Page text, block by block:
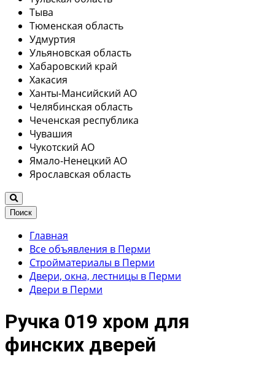
Тыва
Тюменская область
Удмуртия
Ульяновская область
Хабаровский край
Хакасия
Ханты-Мансийский АО
Челябинская область
Чеченская республика
Чувашия
Чукотский АО
Ямало-Ненецкий АО
Ярославская область
Поиск
Главная
Все объявления в Перми
Стройматериалы в Перми
Двери, окна, лестницы в Перми
Двери в Перми
Ручка 019 хром для
финских дверей